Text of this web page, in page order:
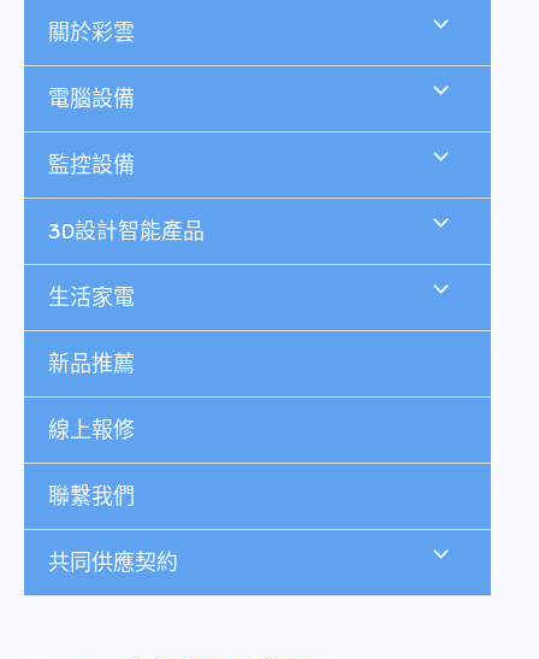
關於彩雲
電腦設備
監控設備
3D設計智能產品
生活家電
新品推薦
線上報修
聯繫我們
共同供應契約